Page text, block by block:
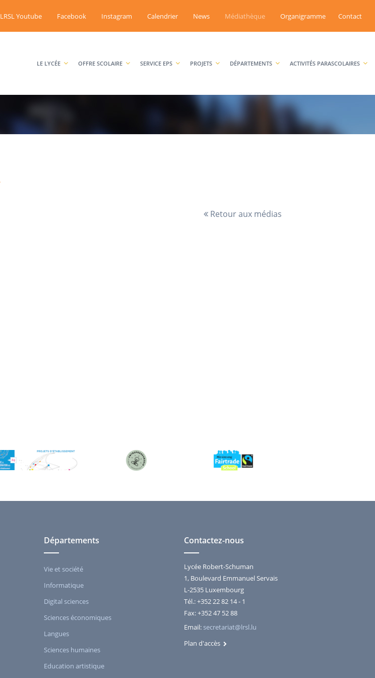
LRSL Youtube Facebook Instagram Calendrier News Médiathèque Organigramme Contact
LE LYCÉE OFFRE SCOLAIRE SERVICE EPS PROJETS DÉPARTEMENTS ACTIVITÉS PARASCOLAIRES
Retour aux médias
Départements
Vie et société
Informatique
Digital sciences
Sciences économiques
Langues
Sciences humaines
Education artistique
Contactez-nous
Lycée Robert-Schuman
1, Boulevard Emmanuel Servais
L-2535 Luxembourg
Tél.: +352 22 82 14 - 1
Fax: +352 47 52 88
Email: secretariat@lrsl.lu
Plan d'accès